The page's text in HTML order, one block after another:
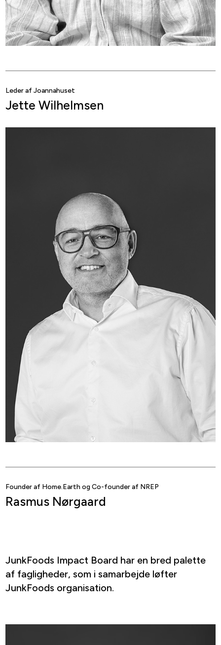
Leder af Joannahuset
Jette Wilhelmsen
Founder af Home.Earth og Co-founder af NREP
Rasmus Nørgaard
JunkFoods Impact Board har en bred palette
af fagligheder, som i samarbejde løfter
JunkFoods organisation.